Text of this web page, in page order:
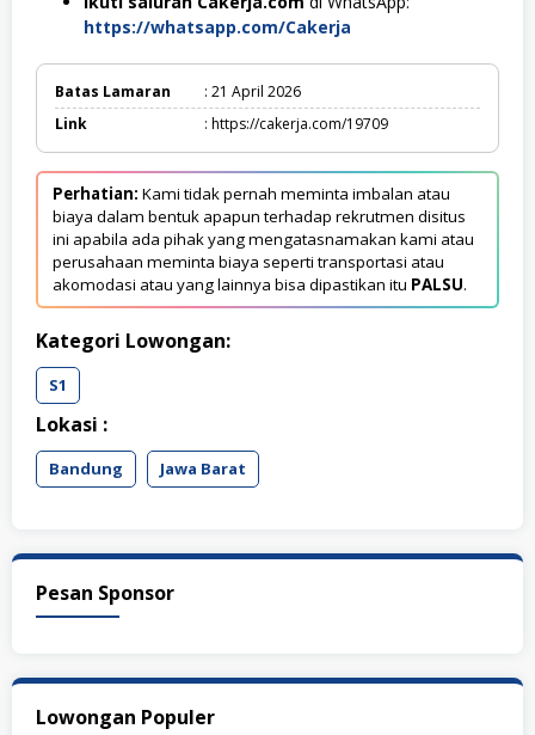
https://whatsapp.com/Cakerja
Batas Lamaran
: 21 April 2026
Link
: https://cakerja.com/19709
Perhatian: Kami tidak pernah meminta imbalan atau
biaya dalam bentuk apapun terhadap rekrutmen disitus
ini apabila ada pihak yang mengatasnamakan kami atau
perusahaan meminta biaya seperti transportasi atau
akomodasi atau yang lainnya bisa dipastikan itu PALSU.
Kategori Lowongan:
S1
Lokasi :
Bandung Jawa Barat
Pesan Sponsor
Lowongan Populer